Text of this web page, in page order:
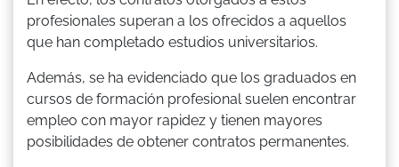
profesionales superan a los ofrecidos a aquellos
que han completado estudios universitarios.
Además, se ha evidenciado que los graduados en
cursos de formación profesional suelen encontrar
empleo con mayor rapidez y tienen mayores
posibilidades de obtener contratos permanentes.